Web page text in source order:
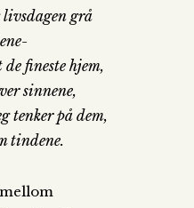
livsdagen grå
fineste hjem,
sinnene,
tenker på dem,
tindene.